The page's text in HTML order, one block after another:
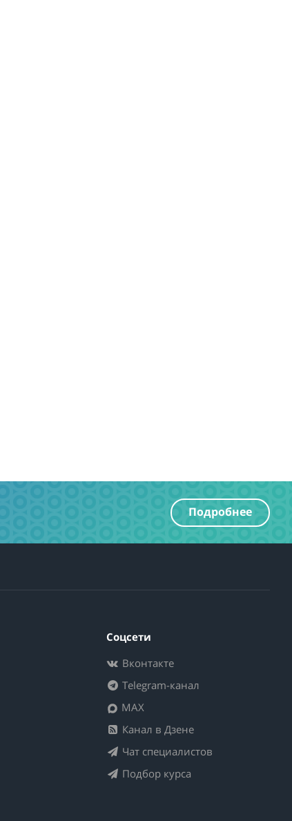
Подробнее
Соцсети
Вконтакте
Telegram-канал
MAX
Канал в Дзене
Чат специалистов
Подбор курса